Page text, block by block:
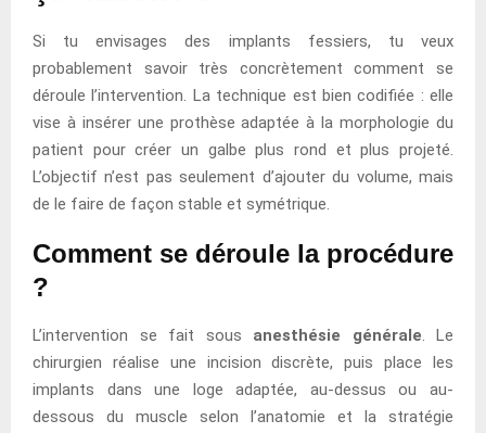
Si tu envisages des implants fessiers, tu veux
probablement savoir très concrètement comment se
déroule l’intervention. La technique est bien codifiée : elle
vise à insérer une prothèse adaptée à la morphologie du
patient pour créer un galbe plus rond et plus projeté.
L’objectif n’est pas seulement d’ajouter du volume, mais
de le faire de façon stable et symétrique.
Comment se déroule la procédure
?
L’intervention se fait sous anesthésie générale. Le
chirurgien réalise une incision discrète, puis place les
implants dans une loge adaptée, au-dessus ou au-
dessous du muscle selon l’anatomie et la stratégie